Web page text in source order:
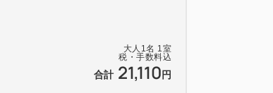
大人 1名 1室
税・手数料込
合計 21,110 円